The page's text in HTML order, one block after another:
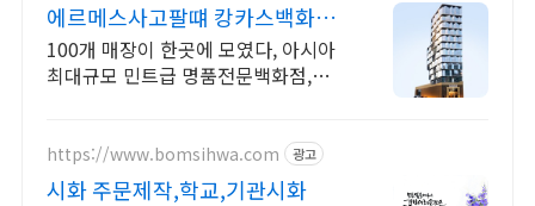
에르메스사고팔떄 캉카스백화점
100개 명품 매장이 한곳에
100개 매장이 한곳에 모였다, 아시아
최대규모 민트급 명품전문백화점,에
전문관 운영
https://www.bomsihwa.com 광고
시화 주문제작,학교,기관시화